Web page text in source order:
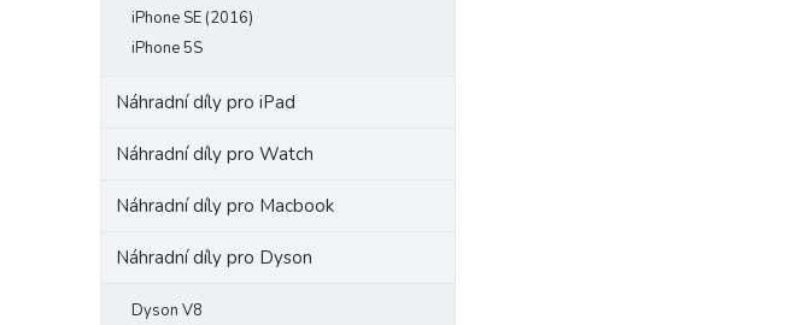
iPhone SE (2016)
iPhone 5S
Náhradní díly pro iPad
Náhradní díly pro Watch
Náhradní díly pro Macbook
Náhradní díly pro Dyson
Dyson V8